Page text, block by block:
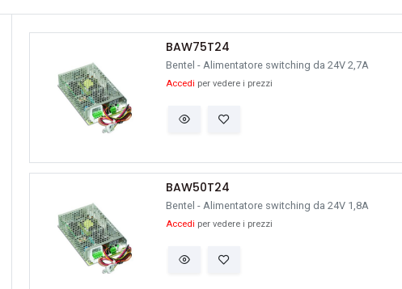
BAW75T24
Bentel - Alimentatore switching da 24V 2,7A
Accedi per vedere i prezzi
BAW50T24
Bentel - Alimentatore switching da 24V 1,8A
Accedi per vedere i prezzi